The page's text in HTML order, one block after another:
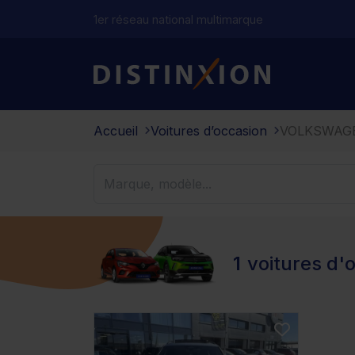
1er réseau national multimarque
Distinxion
Accueil Voitures d’occasion
1 voitures